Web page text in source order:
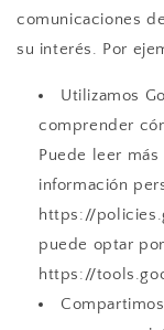
comunicaciones
su interés. Por
Utilizamos
comprender
Puede leer
información
https://
puede optar
https://